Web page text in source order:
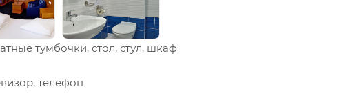
тумбочки, стол, стул, шкаф
телефон